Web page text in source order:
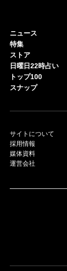
ニュース
特集
ストア
日曜日22時占い
トップ100
スナップ
サイトについて
採用情報
媒体資料
運営会社